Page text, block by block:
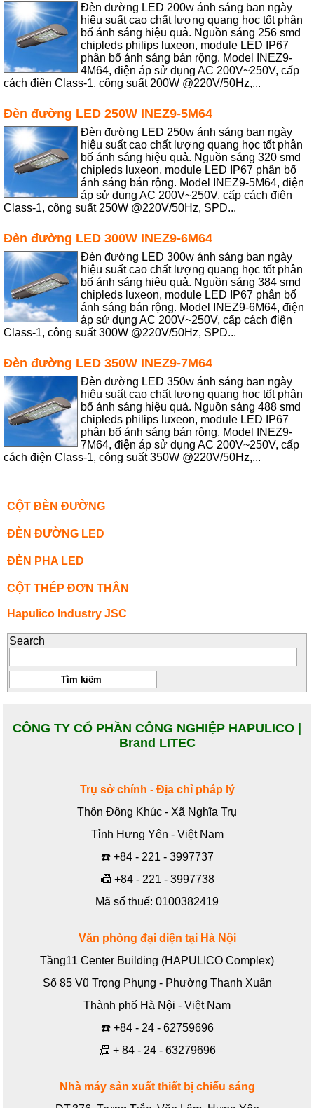
Đèn đường LED 200w ánh sáng ban ngày
hiệu suất cao chất lượng quang học tốt phân
bố ánh sáng hiệu quả. Nguồn sáng 256 smd
chipleds philips luxeon, module LED IP67
phân bố ánh sáng bán rộng. Model INEZ9-
4M64, điện áp sử dụng AC 200V~250V, cấp
cách điện Class-1, công suất 200W @220V/50Hz,...
Đèn đường LED 250W INEZ9-5M64
Đèn đường LED 250w ánh sáng ban ngày
hiệu suất cao chất lượng quang học tốt phân
bố ánh sáng hiệu quả. Nguồn sáng 320 smd
chipleds luxeon, module LED IP67 phân bố
ánh sáng bán rộng. Model INEZ9-5M64, điện
áp sử dụng AC 200V~250V, cấp cách điện
Class-1, công suất 250W @220V/50Hz, SPD...
Đèn đường LED 300W INEZ9-6M64
Đèn đường LED 300w ánh sáng ban ngày
hiệu suất cao chất lượng quang học tốt phân
bố ánh sáng hiệu quả. Nguồn sáng 384 smd
chipleds luxeon, module LED IP67 phân bố
ánh sáng bán rộng. Model INEZ9-6M64, điện
áp sử dụng AC 200V~250V, cấp cách điện
Class-1, công suất 300W @220V/50Hz, SPD...
Đèn đường LED 350W INEZ9-7M64
Đèn đường LED 350w ánh sáng ban ngày
hiệu suất cao chất lượng quang học tốt phân
bố ánh sáng hiệu quả. Nguồn sáng 488 smd
chipleds philips luxeon, module LED IP67
phân bố ánh sáng bán rộng. Model INEZ9-
7M64, điện áp sử dụng AC 200V~250V, cấp
cách điện Class-1, công suất 350W @220V/50Hz,...
CỘT ĐÈN ĐƯỜNG
ĐÈN ĐƯỜNG LED
ĐÈN PHA LED
CỘT THÉP ĐƠN THÂN
Hapulico Industry JSC
Search
CÔNG TY CỔ PHẦN CÔNG NGHIỆP HAPULICO |
Brand LITEC
Trụ sở chính - Địa chỉ pháp lý
Thôn Đông Khúc - Xã Nghĩa Trụ
Tỉnh Hưng Yên - Việt Nam
☎️ +84 - 221 - 3997737
📠 +84 - 221 - 3997738
Mã số thuế: 0100382419
Văn phòng đại diện tại Hà Nội
Tầng11 Center Building (HAPULICO Complex)
Số 85 Vũ Trọng Phụng - Phường Thanh Xuân
Thành phố Hà Nội - Việt Nam
☎️ +84 - 24 - 62759696
📠 + 84 - 24 - 63279696
Nhà máy sản xuất thiết bị chiếu sáng